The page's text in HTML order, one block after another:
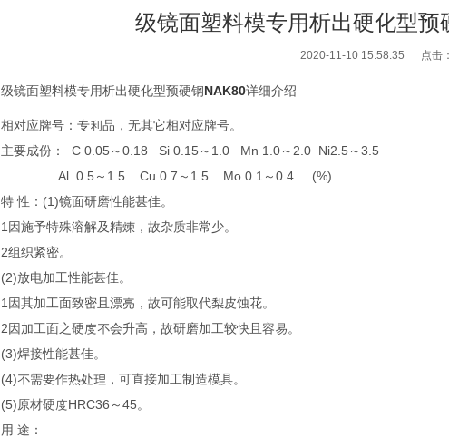
级镜面塑料模专用析出硬化型预
2020-11-10 15:58:35 点击：
级镜面塑料模专用析出硬化型预硬钢NAK80详细介绍
相对应牌号：专利品，无其它相对应牌号。
主要成份： C 0.05～0.18 Si 0.15～1.0 Mn 1.0～2.0 Ni2.5～3.5
Al 0.5～1.5 Cu 0.7～1.5 Mo 0.1～0.4 (%)
特 性：(1)镜面研磨性能甚佳。
1因施予特殊溶解及精煉，故杂质非常少。
2组织紧密。
(2)放电加工性能甚佳。
1因其加工面致密且漂亮，故可能取代梨皮蚀花。
2因加工面之硬度不会升高，故研磨加工较快且容易。
(3)焊接性能甚佳。
(4)不需要作热处理，可直接加工制造模具。
(5)原材硬度HRC36～45。
用 途：